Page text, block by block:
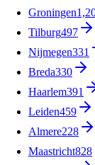
Groningen
Tilburg497
Nijmegen331
Breda330
Haarlem391
Leiden459
Almere228
Maastricht828